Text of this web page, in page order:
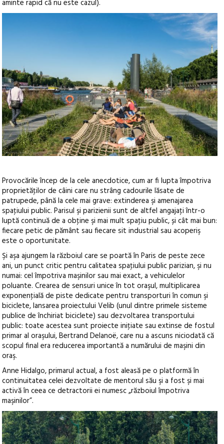
aminte rapid că nu este cazul).
Provocările încep de la cele anecdotice, cum ar fi lupta împotriva
proprietăţilor de câini care nu strâng cadourile lăsate de
patrupede, până la cele mai grave: extinderea şi amenajarea
spaţiului public. Parisul şi parizienii sunt de altfel angajaţi într-o
luptă continuă de a obţine şi mai mult spaţiu public, și cât mai bun:
fiecare petic de pământ sau fiecare sit industrial sau acoperiş
este o oportunitate.
Şi aşa ajungem la războiul care se poartă în Paris de peste zece
ani, un punct critic pentru calitatea spaţiului public parizian, şi nu
numai: cel împotriva maşinilor sau mai exact, a vehiculelor
poluante. Crearea de sensuri unice în tot oraşul, multiplicarea
exponenţială de piste dedicate pentru transporturi în comun şi
biciclete, lansarea proiectului Velib (unul dintre primele sisteme
publice de închiriat biciclete) sau dezvoltarea transportului
public: toate acestea sunt proiecte iniţiate sau extinse de fostul
primar al oraşului, Bertrand Delanoë, care nu a ascuns niciodată că
scopul final era reducerea importantă a numărului de maşini din
oraş.
Anne Hidalgo, primarul actual, a fost aleasă pe o platformă în
continuitatea celei dezvoltate de mentorul său şi a fost şi mai
activă în ceea ce detractorii ei numesc „războiul împotriva
maşinilor”.